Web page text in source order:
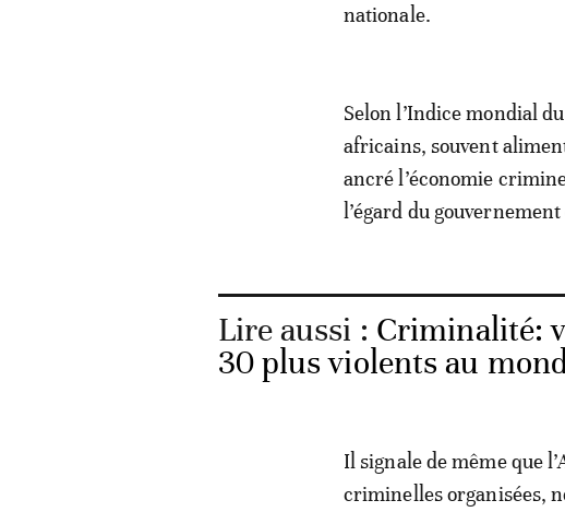
nationale.
Selon l’Indice mondial
africains, souvent
ancré l’économie
l’égard du
Lire aussi : Criminalité:
30 plus violents au
Il signale de même que
criminelles organisées,